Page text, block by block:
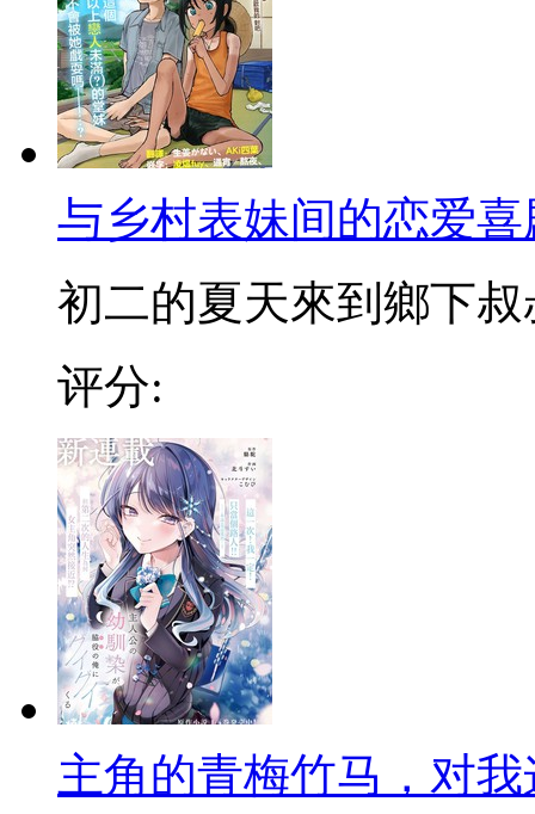
与乡村表妹间的恋爱喜
初二的夏天來到鄉下叔
评分:
主角的青梅竹马，对